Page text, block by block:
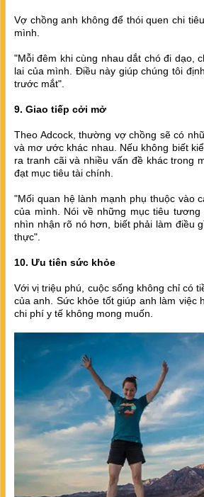
Vợ chồng anh không để thói quen chi
mình.
"Mỗi đêm khi cùng nhau dắt chó đi dạo,
lai của mình. Điều này giúp chúng tôi
trước mắt".
9. Giao tiếp cởi mở
Theo Adcock, thường vợ chồng sẽ có
và mơ ước khác nhau. Nếu không biết
ra tranh cãi và nhiều vấn đề khác trong
đạt mục tiêu tài chính.
"Mối quan hệ lành mạnh phụ thuộc vào
của mình. Nói về những mục tiêu
nhìn nhận rõ nó hơn, biết phải làm điều
thực".
10. Ưu tiên sức khỏe
Với vị triệu phú, cuộc sống không chỉ có
của anh. Sức khỏe tốt giúp anh làm việc
chi phí y tế không mong muốn.